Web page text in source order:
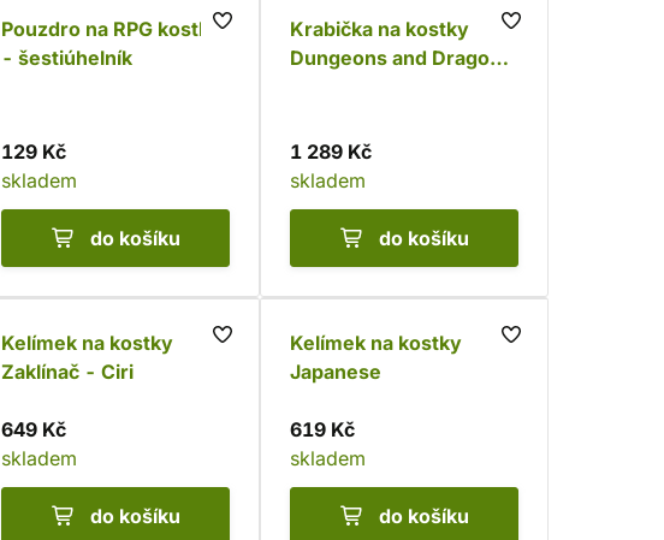
Pouzdro na RPG kostky
- šestiúhelník
129 Kč
skladem
do košíku
Krabička na kostky
Dungeons and Dragons
1 289 Kč
skladem
do košíku
Kelímek na kostky
Zaklínač - Ciri
649 Kč
skladem
do košíku
Kelímek na kostky
Japanese
619 Kč
skladem
do košíku